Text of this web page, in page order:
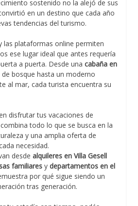
sostenido no la alejó de sus
en un destino que cada año
tendencias del turismo.
las plataformas online permiten
ese lugar ideal que antes requería
a puerta. Desde una cabaña en
de bosque hasta un moderno
al mar, cada turista encuentra su
disfrutar tus vacaciones de
todo lo que se busca en la
y una amplia oferta de
necesidad.
desde alquileres en Villa Gesell
familiares y departamentos en el
por qué sigue siendo un
tras generación.